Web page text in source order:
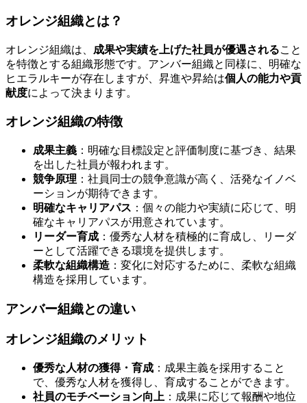
オレンジ組織とは？
オレンジ組織は、 成果や実績を上げた社員が優遇されること
を特徴とする組織形態です。アンバー組織と同様に、明確な
ヒエラルキーが存在しますが、昇進や昇給は個人の能力や貢
献度によって決まります。
オレンジ組織の特徴
成果主義 ：明確な目標設定と評価制度に基づき、結果
を出した社員が報われます。
競争原理 ：社員同士の競争意識が高く、活発なイノベ
ーションが期待できます。
明確なキャリアパス ：個々の能力や実績に応じて、明
確なキャリアパスが用意されています。
リーダー育成 ：優秀な人材を積極的に育成し、リーダ
ーとして活躍できる環境を提供します。
柔軟な組織構造 ：変化に対応するために、柔軟な組織
構造を採用しています。
アンバー組織との違い
オレンジ組織のメリット
優秀な人材の獲得・育成 ：成果主義を採用すること
で、優秀な人材を獲得し、育成することができます。
社員のモチベーション向上 ：成果に応じて報酬や地位